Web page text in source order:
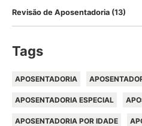
Revisão de Aposentadoria (13)
Tags
APOSENTADORIA
APOSENTADORIA ESPECIAL
APOSENTADORIA POR IDADE